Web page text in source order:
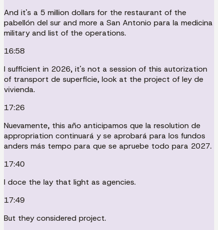
And it's a 5 million dollars for the restaurant of the
pabellón del sur and more a San Antonio para la medicina
military and list of the operations.
16:58
I sufficient in 2026, it's not a session of this autorization
of transport de superficie, look at the project of ley de
vivienda.
17:26
Nuevamente, this año anticipamos que la resolution de
appropriation continuará y se aprobará para los fundos
anders más tempo para que se apruebe todo para 2027.
17:40
I doce the lay that light as agencies.
17:49
But they considered project.